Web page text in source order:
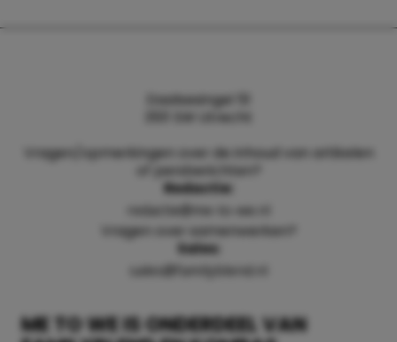
ME TO WE IS ONDERDEEL VAN
Daalsesingel 51
3511 SW Utrecht
Vragen/opmerkingen over de inhoud van artikelen
of persberichten?
Redactie:
redactie@me-to-we.nl
Vragen over samenwerken?
Sales:
sales@familyblend.nl